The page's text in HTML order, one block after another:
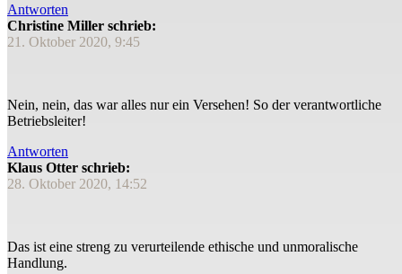
Antworten
Christine Miller schrieb:
21. Oktober 2020, 9:45
Nein, nein, das war alles nur ein Versehen! So der verantwortliche
Betriebsleiter!
Antworten
Klaus Otter schrieb:
28. Oktober 2020, 14:52
Das ist eine streng zu verurteilende ethische und unmoralische
Handlung.